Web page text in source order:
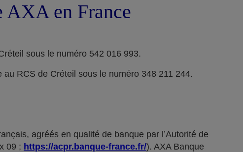
AXA en France
sous le numéro 542 016 993.
RCS de Créteil sous le numéro 348 211 244.
agréés en qualité de banque par l’Autorité de
09 ; https://acpr.banque-france.fr/). AXA Banque